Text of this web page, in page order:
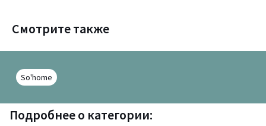
Смотрите также
So'home
Подробнее о категории: